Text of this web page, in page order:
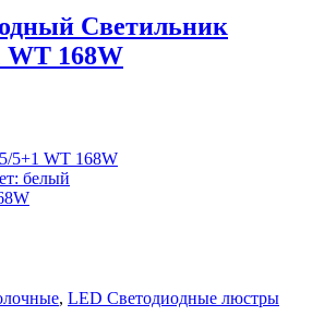
Светильник
WT 168W
5+1 WT 168W
белый
, LED Светодиодные люстры